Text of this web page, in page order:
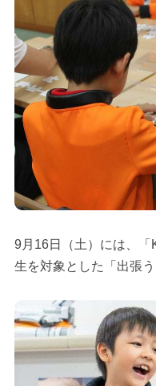
9月16日（土）には、
生を対象とした「出張